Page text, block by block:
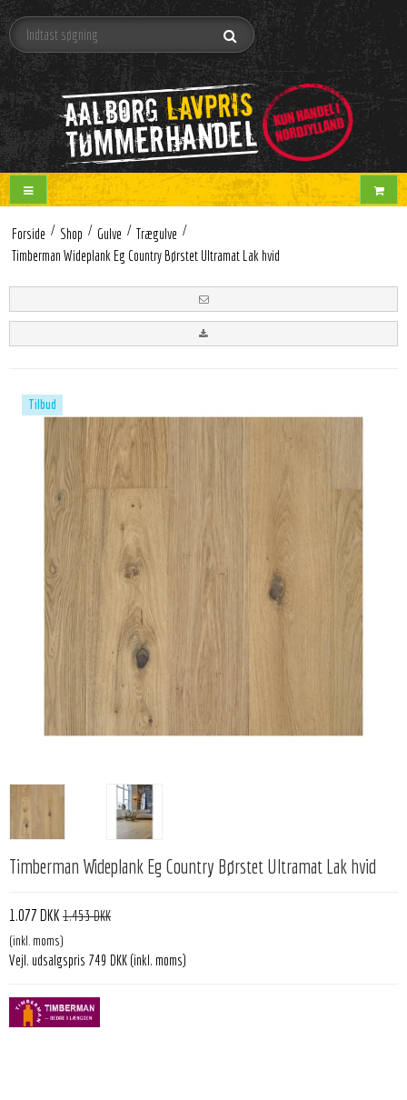
Forside / Shop / Gulve / Trægulve /
Timberman Wideplank Eg Country Børstet Ultramat Lak hvid
Tilbud
Timberman Wideplank Eg Country Børstet Ultramat Lak hvid
1.077 DKK 1.453 DKK
(inkl. moms)
Vejl. udsalgspris 749 DKK (inkl. moms)